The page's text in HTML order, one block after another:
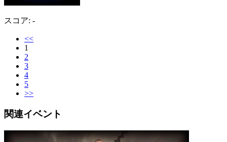
スコア: -
<<
1
2
3
4
5
>>
関連イベント